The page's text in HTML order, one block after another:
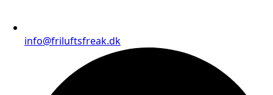
info@friluftsfreak.dk